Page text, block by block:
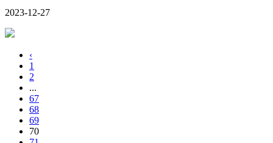
2023-12-27
‹
1
2
...
67
68
69
70